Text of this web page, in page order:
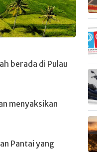
berada di Pulau
menyaksikan
Pantai yang